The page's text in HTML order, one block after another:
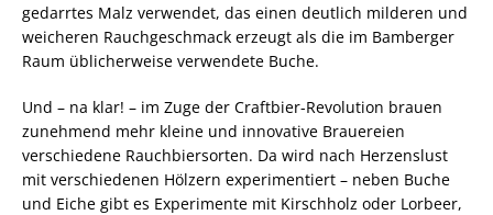
gedarrtes Malz verwendet, das einen deutlich milderen und
weicheren Rauchgeschmack erzeugt als die im Bamberger
Raum üblicherweise verwendete Buche.
Und – na klar! – im Zuge der Craftbier-Revolution brauen
zunehmend mehr kleine und innovative Brauereien
verschiedene Rauchbiersorten. Da wird nach Herzenslust
mit verschiedenen Hölzern experimentiert – neben Buche
und Eiche gibt es Experimente mit Kirschholz oder Lorbeer,